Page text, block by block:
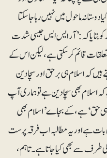
ماحول میں نہیں رہا جاسکتا
بتایا کہ: ’آر ایس ایس جیسی شدت
قائم کرسکتی ہے، لیکن اس کے
اسلام ہی برحق اور سچا دین
اسلام بھی سچا دین ہے تو ہماری آپ
حق‘ ہے، کے بجاے ’اسلام بھی
بات ہے اور یہ مطالبہ اب فرقہ پرست
طرف سے بھی کیا جاتاہے۔ تاہم،